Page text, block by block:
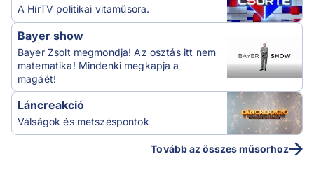
A HírTV politikai vitaműsora.
Bayer show
Bayer Zsolt megmondja! Az osztás itt nem
matematika! Mindenki megkapja a
magáét!
Láncreakció
Válságok és metszéspontok
Tovább az összes műsorhoz